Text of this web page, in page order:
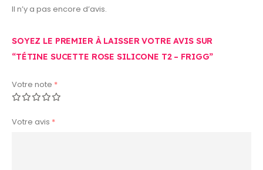
Il n’y a pas encore d’avis.
SOYEZ LE PREMIER À LAISSER VOTRE AVIS SUR
“TÉTINE SUCETTE ROSE SILICONE T2 – FRIGG”
Votre note *
Votre avis *